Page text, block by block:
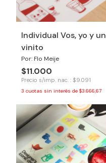
Individual Vos, yo y un
vinito
Por: Flo Meije
$11.000
Precio s/imp. nac. : $9.091
3 cuotas sin interés de $3.666,67